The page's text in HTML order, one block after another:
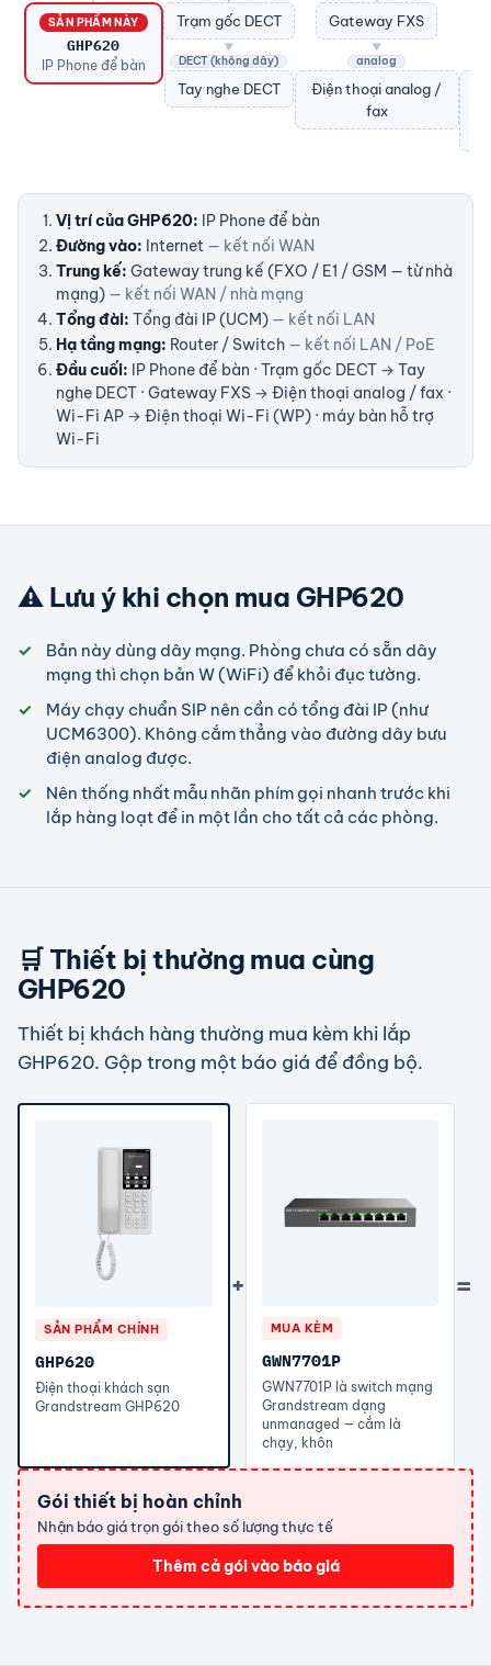
SẢN PHẨM NÀY
GHP620
IP Phone để bàn
Trạm gốc DECT
▼
DECT (không dây)
Tay nghe DECT
Gateway FXS
▼
analog
Điện thoại analog /
fax
Vị trí của GHP620: IP Phone để bàn
Đường vào: Internet — kết nối WAN
Trung kế: Gateway trung kế (FXO / E1 / GSM — từ nhà
mạng) — kết nối WAN / nhà mạng
Tổng đài: Tổng đài IP (UCM) — kết nối LAN
Hạ tầng mạng: Router / Switch — kết nối LAN / PoE
Đầu cuối: IP Phone để bàn · Trạm gốc DECT → Tay
nghe DECT · Gateway FXS → Điện thoại analog / fax ·
Wi-Fi AP → Điện thoại Wi-Fi (WP) · máy bàn hỗ trợ
Wi-Fi
⚠️ Lưu ý khi chọn mua GHP620
Bản này dùng dây mạng. Phòng chưa có sẵn dây
mạng thì chọn bản W (WiFi) để khỏi đục tường.
Máy chạy chuẩn SIP nên cần có tổng đài IP (như
UCM6300). Không cắm thẳng vào đường dây bưu
điện analog được.
Nên thống nhất mẫu nhãn phím gọi nhanh trước khi
lắp hàng loạt để in một lần cho tất cả các phòng.
🛒 Thiết bị thường mua cùng
GHP620
Thiết bị khách hàng thường mua kèm khi lắp
GHP620. Gộp trong một báo giá để đồng bộ.
SẢN PHẨM CHÍNH
GHP620
Điện thoại khách sạn
Grandstream GHP620
+
MUA KÈM
GWN7701P
GWN7701P là switch mạng
Grandstream dạng
unmanaged — cắm là
chạy, khôn
=
Gói thiết bị hoàn chỉnh
Nhận báo giá trọn gói theo số lượng thực tế
Thêm cả gói vào báo giá